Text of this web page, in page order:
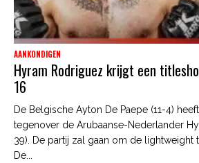
AANKONDIGEN
Hyram Rodriguez krijgt een
16
De Belgische Ayton De Paepe (11-4)
tegenover de Arubaanse-Nederlander
39). De partij zal gaan om de lightweight
De...